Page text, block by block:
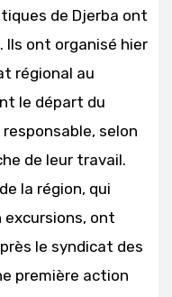
de Djerba ont
Ils ont organisé hier
régional au
le départ du
selon
de leur travail.
la région, qui
ont
le syndicat des
première action